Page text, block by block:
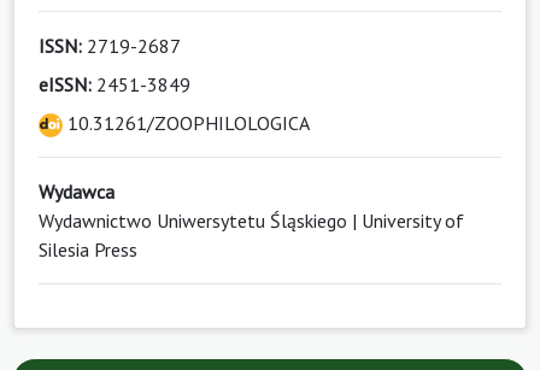
ISSN: 2719-2687
eISSN: 2451-3849
10.31261/ZOOPHILOLOGICA
Wydawca
Wydawnictwo Uniwersytetu Śląskiego | University of
Silesia Press